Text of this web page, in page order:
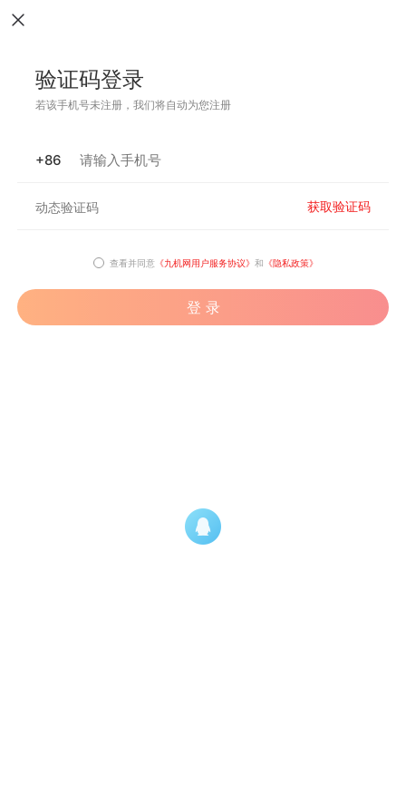
验证码登录
若该手机号未注册，我们将自动为您注册
+86
获取验证码
查看并同意 《九机网用户服务协议》 和 《隐私政策》
登 录